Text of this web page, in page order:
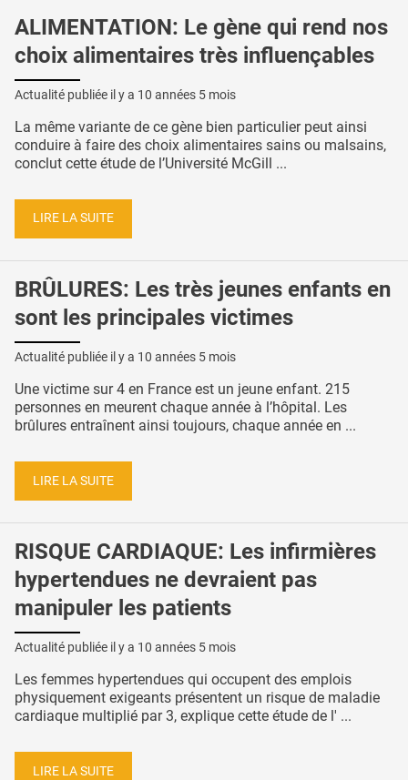
ALIMENTATION: Le gène qui rend nos
choix alimentaires très influençables
Actualité publiée il y a 10 années 5 mois
La même variante de ce gène bien particulier peut ainsi
conduire à faire des choix alimentaires sains ou malsains,
conclut cette étude de l’Université McGill ...
LIRE LA SUITE
BRÛLURES: Les très jeunes enfants en
sont les principales victimes
Actualité publiée il y a 10 années 5 mois
Une victime sur 4 en France est un jeune enfant. 215
personnes en meurent chaque année à l’hôpital. Les
brûlures entraînent ainsi toujours, chaque année en ...
LIRE LA SUITE
RISQUE CARDIAQUE: Les infirmières
hypertendues ne devraient pas
manipuler les patients
Actualité publiée il y a 10 années 5 mois
Les femmes hypertendues qui occupent des emplois
physiquement exigeants présentent un risque de maladie
cardiaque multiplié par 3, explique cette étude de l' ...
LIRE LA SUITE